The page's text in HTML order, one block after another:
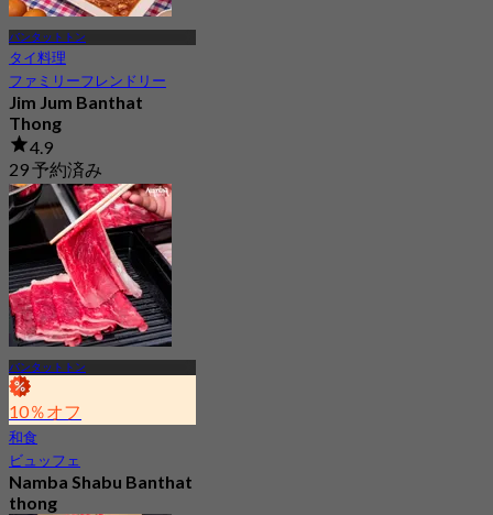
バンタットトン
タイ料理
ファミリーフレンドリー
Jim Jum Banthat
Thong
4.9
29 予約済み
から ฿ 186.33
バンタットトン
10％オフ
和食
ビュッフェ
Namba Shabu Banthat
thong